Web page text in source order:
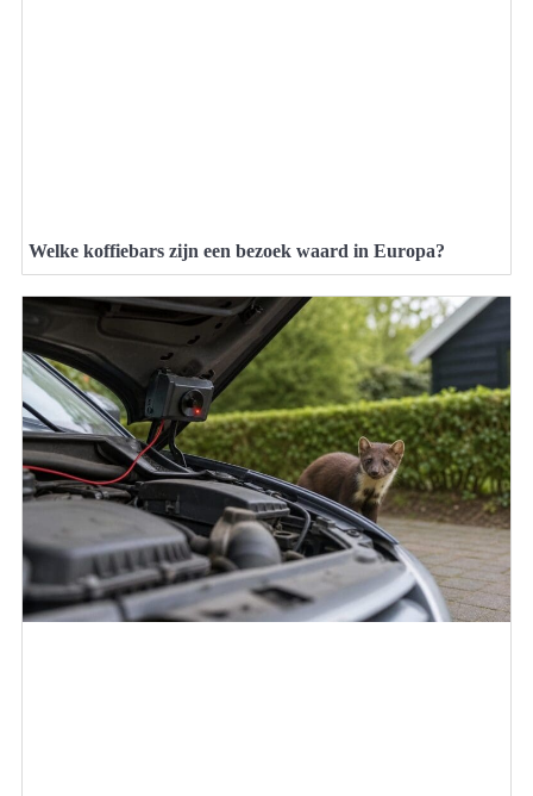
Welke koffiebars zijn een bezoek waard in Europa?